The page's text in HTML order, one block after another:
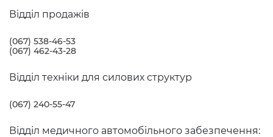
Відділ продажів
(067) 538-46-53
(067) 462-43-28
Відділ техніки для силових структур
(067) 240-55-47
Відділ медичного автомобільного забезпечення: